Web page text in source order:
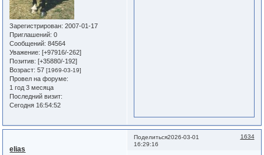
Зарегистрирован: 2007-01-17
Приглашений: 0
Сообщений: 84564
Уважение: [+97916/-262]
Позитив: [+35880/-192]
Возраст: 57[1969-03-19]
Провел на форуме:
1 год 3 месяца
Последний визит:
Сегодня 16:54:52
Поделиться 1634
2026-03-01
16:29:16
elias